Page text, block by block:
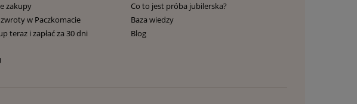
zakupy
w Paczkomacie
teraz i zapłać za 30 dni
Co to jest próba jubilerska?
Baza wiedzy
Blog